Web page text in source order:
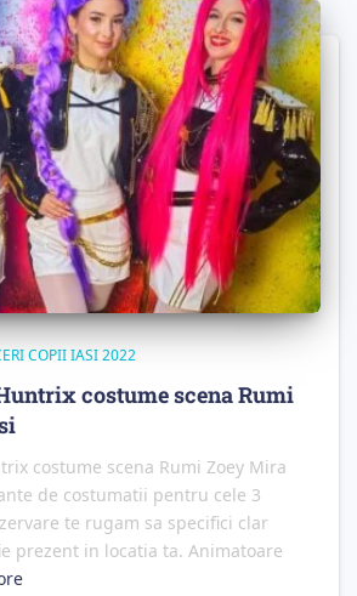
COPII IASI 2022
costume scena Rumi
costume scena Rumi Zoey Mira
de costumatii pentru cele 3
te rugam sa specifici clar
prezent in locatia ta. Animatoare